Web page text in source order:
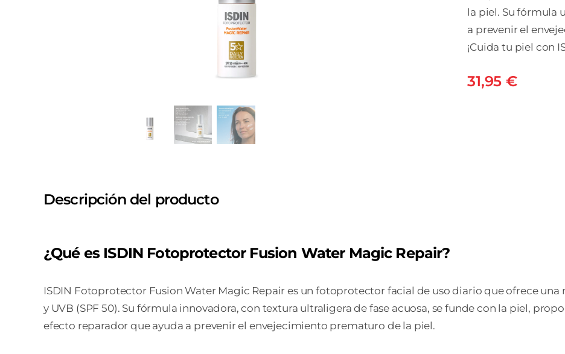
la piel. Su fórmula
a prevenir el
¡Cuida tu piel con
31,95 €
ML
cantidad
Descripción del producto
¿Qué es ISDIN Fotoprotector Fusion Water Magic Repair?
ISDIN Fotoprotector Fusion Water Magic Repair es un fotoprotector facial de uso diario que ofrece una
y UVB (SPF 50). Su fórmula innovadora, con textura ultraligera de fase acuosa, se funde con la piel,
efecto reparador que ayuda a prevenir el envejecimiento prematuro de la piel.